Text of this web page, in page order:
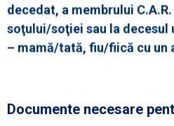
decedat, a membrului
soţului/soţiei sau la decesul
– mamă/tată, fiu/fiică cu un
Documente necesare